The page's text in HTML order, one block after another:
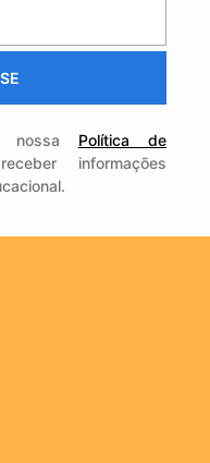
nossa Política de
informações